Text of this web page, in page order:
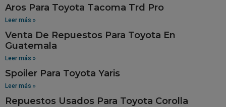
Aros Para Toyota Tacoma Trd Pro
Leer más »
Venta De Repuestos Para Toyota En
Guatemala
Leer más »
Spoiler Para Toyota Yaris
Leer más »
Repuestos Usados Para Toyota Corolla